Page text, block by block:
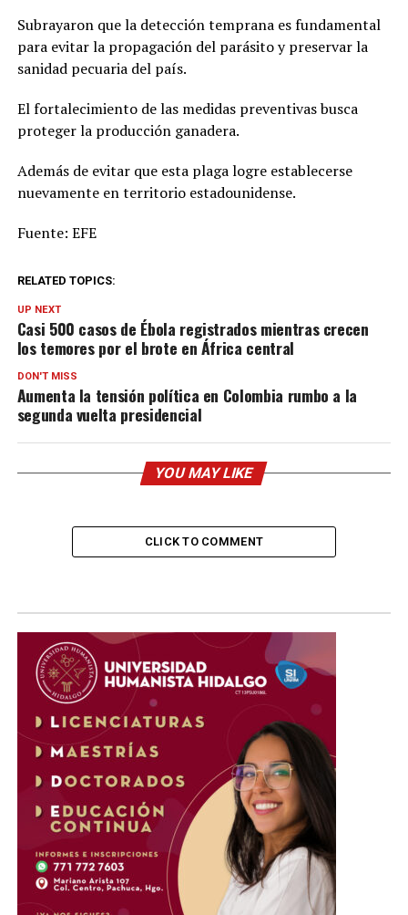
Subrayaron que la detección temprana es fundamental
para evitar la propagación del parásito y preservar la
sanidad pecuaria del país.
El fortalecimiento de las medidas preventivas busca
proteger la producción ganadera.
Además de evitar que esta plaga logre establecerse
nuevamente en territorio estadounidense.
Fuente: EFE
RELATED TOPICS:
UP NEXT
Casi 500 casos de Ébola registrados mientras crecen
los temores por el brote en África central
DON'T MISS
Aumenta la tensión política en Colombia rumbo a la
segunda vuelta presidencial
YOU MAY LIKE
CLICK TO COMMENT